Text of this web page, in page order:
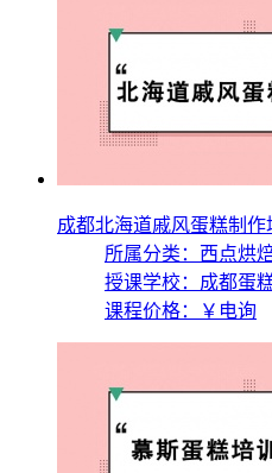
成都北海道戚风蛋糕制作
所属分类：西点烘
授课学校： 成都蛋
课程价格：
￥电询